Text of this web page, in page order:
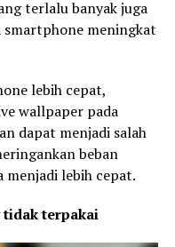
terlalu banyak juga
smartphone meningkat
lebih cepat,
wallpaper pada
dapat menjadi salah
beban
menjadi lebih cepat.
terpakai